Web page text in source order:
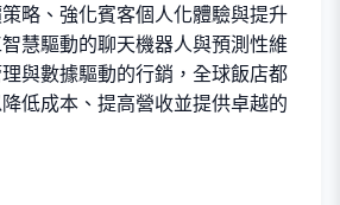
略、強化賓客個人化體驗與提升
慧驅動的聊天機器人與預測性維
與數據驅動的行銷，全球飯店都
低成本、提高營收並提供卓越的